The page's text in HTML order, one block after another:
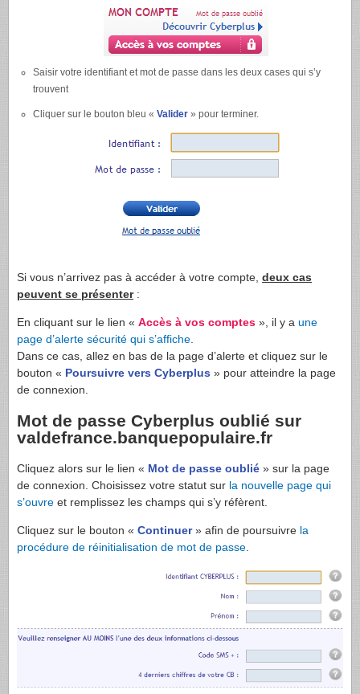
Saisir votre identifiant et mot de passe dans les deux cases qui s’y
trouvent
Cliquer sur le bouton bleu « Valider » pour terminer.
Si vous n’arrivez pas à accéder à votre compte, deux cas
peuvent se présenter:
En cliquant sur le lien « Accès à vos comptes », il y a une
page d’alerte sécurité qui s’affiche
Dans ce cas, allez en bas de la page d’alerte et cliquez sur le
bouton « Poursuivre vers Cyberplus » pour atteindre la page
de connexion.
Mot de passe Cyberplus oublié sur
valdefrance.banquepopulaire.fr
Cliquez alors sur le lien « Mot de passe oublié » sur la page
de connexion. Choisissez votre statut sur la nouvelle page qui
s’ouvre et remplissez les champs qui s’y réfèrent.
Cliquez sur le bouton « Continuer» afin de poursuivre la
procédure de réinitialisation de mot de passe